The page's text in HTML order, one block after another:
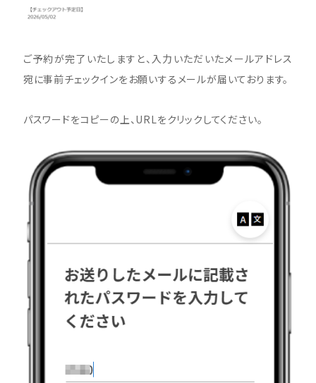
ご予約が完了いたしますと、入力いただいたメールアドレス
宛に事前チェックインをお願いするメールが届いております。
パスワードをコピーの上、URLをクリックしてください。